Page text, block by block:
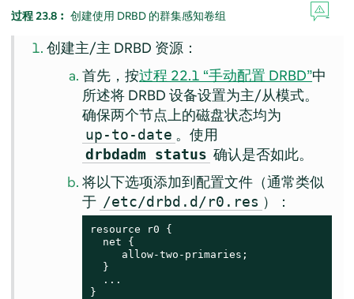
过程 23.8︰ 创建使用 DRBD 的群集感知卷组
创建主/主 DRBD 资源：
首先，按过程 22.1 “手动配置 DRBD”中
所述将 DRBD 设备设置为主/从模式。
确保两个节点上的磁盘状态均为
up-to-date 。使用
drbdadm status 确认是否如此。
将以下选项添加到配置文件（通常类似
于 /etc/drbd.d/r0.res ）：
resource r0 {
  net {
     allow-two-primaries;
  }
  ...
}